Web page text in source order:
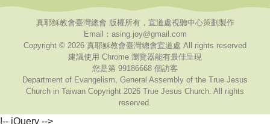
真耶穌教會臺灣總會 版權所有，宣道處視聽中心策劃製作
Email：asing.joy@gmail.com
Copyright © 2026 真耶穌教會臺灣總會宣道處 All rights reserved
建議使用 Chrome 瀏覽器能有最佳呈現
您是第 99186668 個訪客
Department of Evangelism, General Assembly of the True Jesus
Church in Taiwan Copyright 2026 True Jesus Church. All rights
reserved.
!-- jQuery -->